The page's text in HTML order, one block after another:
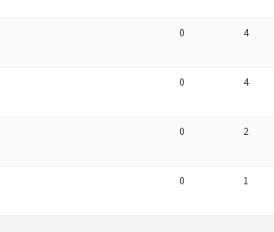
0 4
0 4
0 2
0 1